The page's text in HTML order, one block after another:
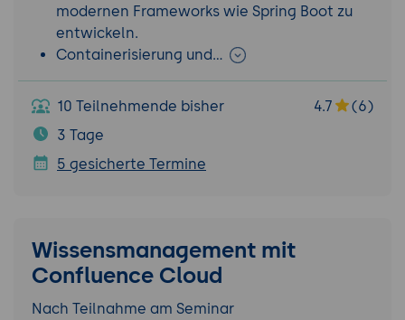
modernen Frameworks wie Spring Boot zu
entwickeln.
Containerisierung und…
10 Teilnehmende bisher 4.7
(6)
3 Tage
5 gesicherte Termine
Wissensmanagement mit
Confluence Cloud
Nach Teilnahme am Seminar